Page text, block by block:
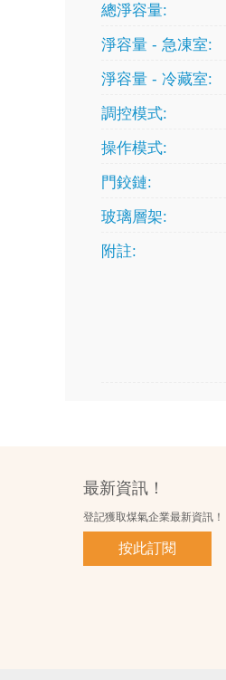
總淨容量:
淨容量 - 急凍室:
淨容量 - 冷藏室:
調控模式:
操作模式:
門鉸鏈:
玻璃層架:
附註:
最新資訊！
登記獲取煤氣企業最新資訊！
按此訂閱